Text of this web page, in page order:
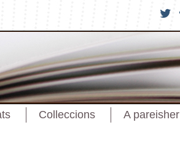
Colleccions A pareisher